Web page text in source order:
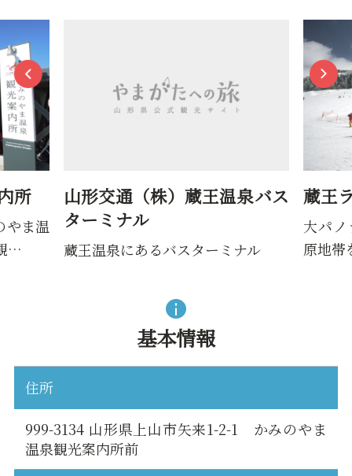
蔵王温泉バス
スターミナル
蔵王ライザワールド
大パノラマを満喫しながら、
原地帯を滑走しよう！シーズン…
基本情報
住所
999-3134 山形県上山市矢来1-2-1 かみのやま
温泉観光案内所前